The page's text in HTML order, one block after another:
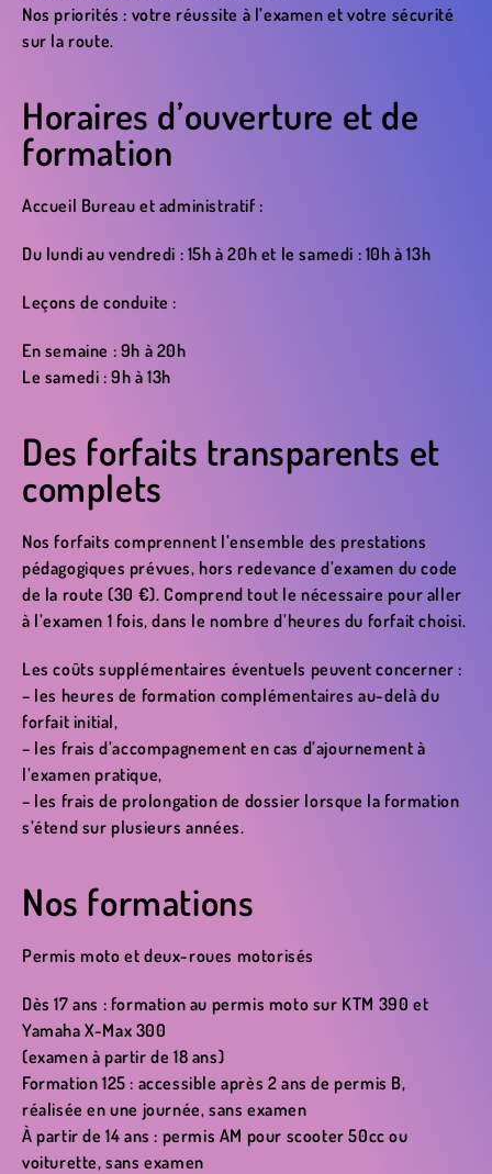
Nos priorités : votre réussite à l’examen et votre sécurité
sur la route.
Horaires d’ouverture et de
formation
Accueil Bureau et administratif :
Du lundi au vendredi : 15h à 20h et le samedi : 10h à 13h
Leçons de conduite :
En semaine : 9h à 20h
Le samedi : 9h à 13h
Des forfaits transparents et
complets
Nos forfaits comprennent l’ensemble des prestations
pédagogiques prévues, hors redevance d’examen du code
de la route (30 €). Comprend tout le nécessaire pour aller
à l’examen 1 fois, dans le nombre d’heures du forfait choisi.
Lescoûts supplémentaires éventuels peuvent concerner :
– les heures de formation complémentaires au-delà du
forfait initial,
– les frais d’accompagnement en cas d’ajournement à
l’examen pratique,
– les frais de prolongation de dossier lorsque la formation
s’étend sur plusieurs années.
Nos formations
Permis moto et deux-roues motorisés
Dès 17 ans : formation au permis moto sur KTM 390 et
Yamaha X-Max 300
(examen à partir de 18 ans)
Formation 125 : accessible après 2 ans de permis B,
réalisée en une journée, sans examen
À partir de 14 ans : permis AM pour scooter 50cc ou
voiturette, sans examen